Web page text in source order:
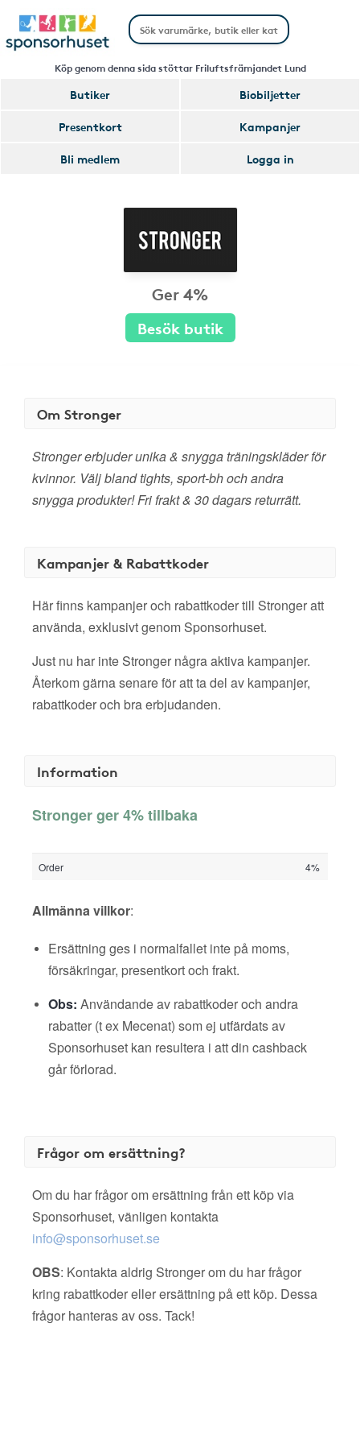
Köp genom denna sida stöttar Friluftsfrämjandet Lund
Butiker
Biobiljetter
Presentkort
Kampanjer
Bli medlem
Logga in
Ger 4%
Besök butik
Om Stronger
Stronger erbjuder unika & snygga träningskläder för
kvinnor. Välj bland tights, sport-bh och andra
snygga produkter! Fri frakt & 30 dagars returrätt.
Kampanjer & Rabattkoder
Här finns kampanjer och rabattkoder till Stronger att
använda, exklusivt genom Sponsorhuset.
Just nu har inte Stronger några aktiva kampanjer.
Återkom gärna senare för att ta del av kampanjer,
rabattkoder och bra erbjudanden.
Information
Stronger ger 4% tillbaka
Order 4%
Allmänna villkor:
Ersättning ges i normalfallet inte på moms,
försäkringar, presentkort och frakt.
Obs: Användande av rabattkoder och andra
rabatter (t ex Mecenat) som ej utfärdats av
Sponsorhuset kan resultera i att din cashback
går förlorad.
Frågor om ersättning?
Om du har frågor om ersättning från ett köp via
Sponsorhuset, vänligen kontakta
info@sponsorhuset.se
OBS: Kontakta aldrig Stronger om du har frågor
kring rabattkoder eller ersättning på ett köp. Dessa
frågor hanteras av oss. Tack!